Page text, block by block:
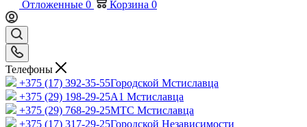
Отложенные 0 Корзина 0
Телефоны
+375 (17) 392-35-55Городской Мстиславца
+375 (29) 198-29-25A1 Мстиславца
+375 (29) 768-29-25МТС Мстиславца
+375 (17) 317-29-25Городской Независимости